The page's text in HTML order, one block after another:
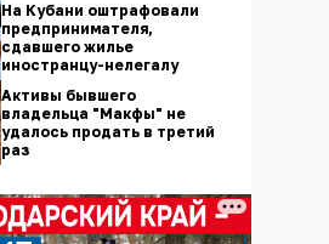
На Кубани оштрафовали
предпринимателя,
сдавшего жилье
иностранцу-нелегалу
Активы бывшего
владельца "Макфы" не
удалось продать в третий
раз